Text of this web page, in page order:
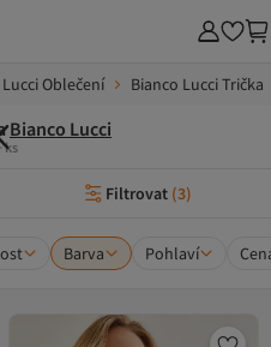
Oblečení Bianco Lucci Trička
Bianco Lucci
ks
Filtrovat (3)
Barva Pohlaví